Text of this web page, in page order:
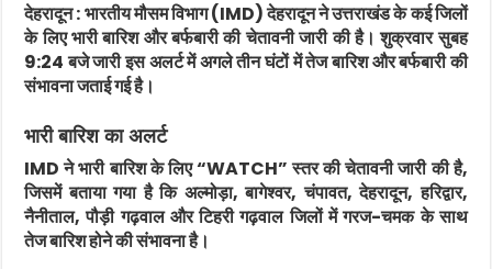
देहरादून :भारतीय मौसम विभाग (IMD) देहरादून ने उत्तराखंड के कई जिलों
के लिए भारी बारिश और बर्फबारी की चेतावनी जारी की है। शुक्रवार सुबह
9:24 बजे जारी इस अलर्ट में अगले तीन घंटों में तेज बारिश और बर्फबारी की
संभावना जताई गई है।
भारी बारिश का अलर्ट
IMD ने भारी बारिश के लिए “WATCH” स्तर की चेतावनी जारी की है,
जिसमें बताया गया है कि अल्मोड़ा, बागेश्वर, चंपावत, देहरादून, हरिद्वार,
नैनीताल, पौड़ी गढ़वाल और टिहरी गढ़वालजिलों में गरज-चमक के साथ
तेज बारिश होने की संभावना है।